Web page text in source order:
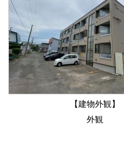
【建物外観】
外観